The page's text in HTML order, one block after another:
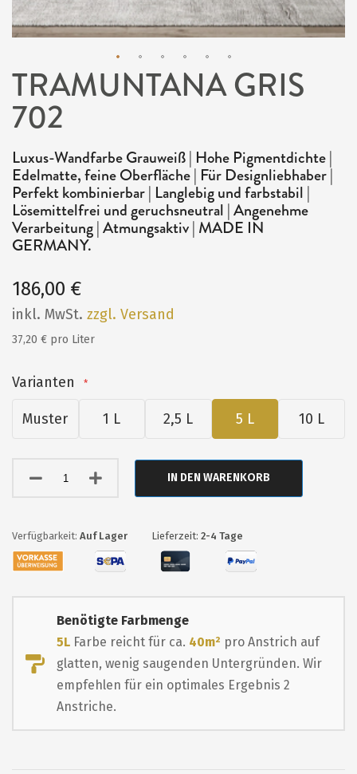
Zum
Anfang
der
Bildergalerie
springen
TRAMUNTANA GRIS
702
Luxus-Wandfarbe Grauweiß | Hohe Pigmentdichte |
Edelmatte, feine Oberfläche | Für Designliebhaber |
Perfekt kombinierbar | Langlebig und farbstabil |
Lösemittelfrei und geruchsneutral | Angenehme
Verarbeitung | Atmungsaktiv | MADE IN
GERMANY.
186,00 €
inkl. MwSt. zzgl. Versand
37,20 € pro Liter
Varianten
Muster 1 L 2,5 L 5 L 10 L
IN DEN WARENKORB
Auf Lager Lieferzeit: 2-4 Tage
Benötigte Farbmenge
5L Farbe reicht für ca. 40m² pro Anstrich auf
glatten, wenig saugenden Untergründen. Wir
empfehlen für ein optimales Ergebnis 2
Anstriche.